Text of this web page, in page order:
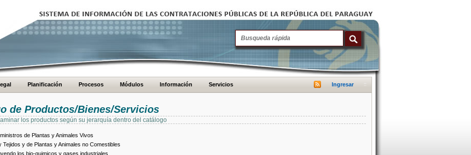
Planificación Procesos Módulos Información Servicios Ingresar
de Productos/Bienes/Servicios
los productos según su jerarquía dentro del catálogo
de Plantas y Animales Vivos
y de Plantas y Animales no Comestibles
los bio-quimicos y gases industriales